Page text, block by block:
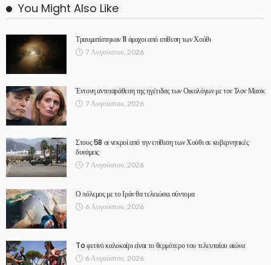
You Might Also Like
Τραυματίστηκαν 11 άμαχοι από επίθεση των Χούθι
7 Αυγούστου, 2026
Έντονη αντιπαράθεση της ηγέτιδας των Οικολόγων με τον Ίλον Μασκ
7 Αυγούστου, 2026
Στους 58 οι νεκροί από την επίθεση των Χούθι σε κυβερνητικές
δυνάμεις
7 Αυγούστου, 2026
Ο πόλεμος με το Ιράν θα τελειώσει σύντομα
6 Αυγούστου, 2026
To φετινό καλοκαίρι είναι το θερμότερο του τελευταίου αιώνα
6 Αυγούστου, 2026